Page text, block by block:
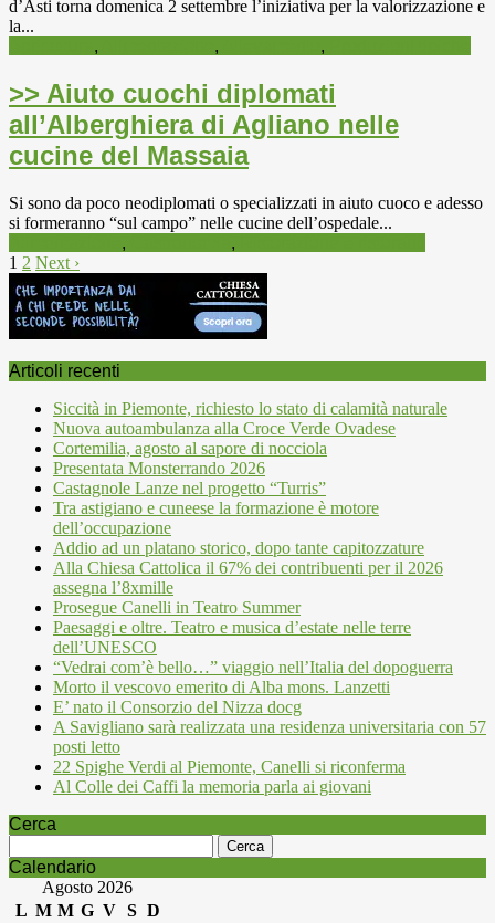
d’Asti torna domenica 2 settembre l’iniziativa per la valorizzazione e
la...
, , ,
>> Aiuto cuochi diplomati
all’Alberghiera di Agliano nelle
cucine del Massaia
Si sono da poco neodiplomati o specializzati in aiuto cuoco e adesso
si formeranno “sul campo” nelle cucine dell’ospedale...
, ,
1 2 Next ›
Articoli recenti
Siccità in Piemonte, richiesto lo stato di calamità naturale
Nuova autoambulanza alla Croce Verde Ovadese
Cortemilia, agosto al sapore di nocciola
Presentata Monsterrando 2026
Castagnole Lanze nel progetto “Turris”
Tra astigiano e cuneese la formazione è motore
dell’occupazione
Addio ad un platano storico, dopo tante capitozzature
Alla Chiesa Cattolica il 67% dei contribuenti per il 2026
assegna l’8xmille
Prosegue Canelli in Teatro Summer
Paesaggi e oltre. Teatro e musica d’estate nelle terre
dell’UNESCO
“Vedrai com’è bello…” viaggio nell’Italia del dopoguerra
Morto il vescovo emerito di Alba mons. Lanzetti
E’ nato il Consorzio del Nizza docg
A Savigliano sarà realizzata una residenza universitaria con 57
posti letto
22 Spighe Verdi al Piemonte, Canelli si riconferma
Al Colle dei Caffi la memoria parla ai giovani
Cerca
per:
Calendario
Agosto 2026
L M M G V S D